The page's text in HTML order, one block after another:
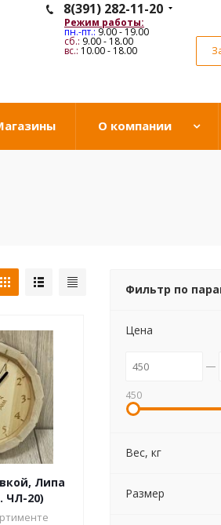
8(391) 282-11-20
Режим работы:
пн.-пт.:9.00 - 19.00
сб.: 9.00 - 18.00
вс.: 10.00 - 18.00
О компании
Липа
ЧЛ-20)
Фильтр по
Цена
450
Вес, кг
Размер